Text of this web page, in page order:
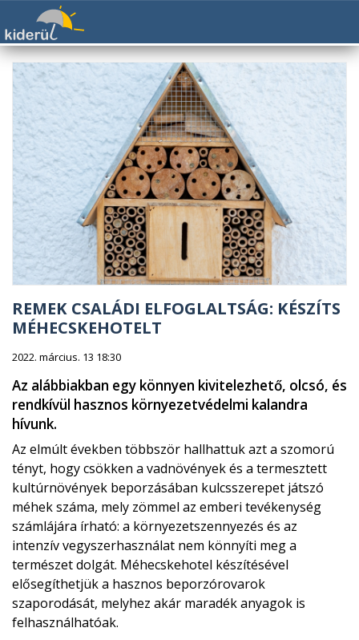
REMEK CSALÁDI ELFOGLALTSÁG: KÉSZÍTS
MÉHECSKEHOTELT
2022. március. 13 18:30
Az alábbiakban egy könnyen kivitelezhető, olcsó, és
rendkívül hasznos környezetvédelmi kalandra
hívunk.
Az elmúlt években többször hallhattuk azt a szomorú
tényt, hogy csökken a vadnövények és a termesztett
kultúrnövények beporzásában kulcsszerepet játszó
méhek száma, mely zömmel az emberi tevékenység
számlájára írható: a környezetszennyezés és az
intenzív vegyszerhasználat nem könnyíti meg a
természet dolgát. Méhecskehotel készítésével
elősegíthetjük a hasznos beporzórovarok
szaporodását, melyhez akár maradék anyagok is
felhasználhatóak.